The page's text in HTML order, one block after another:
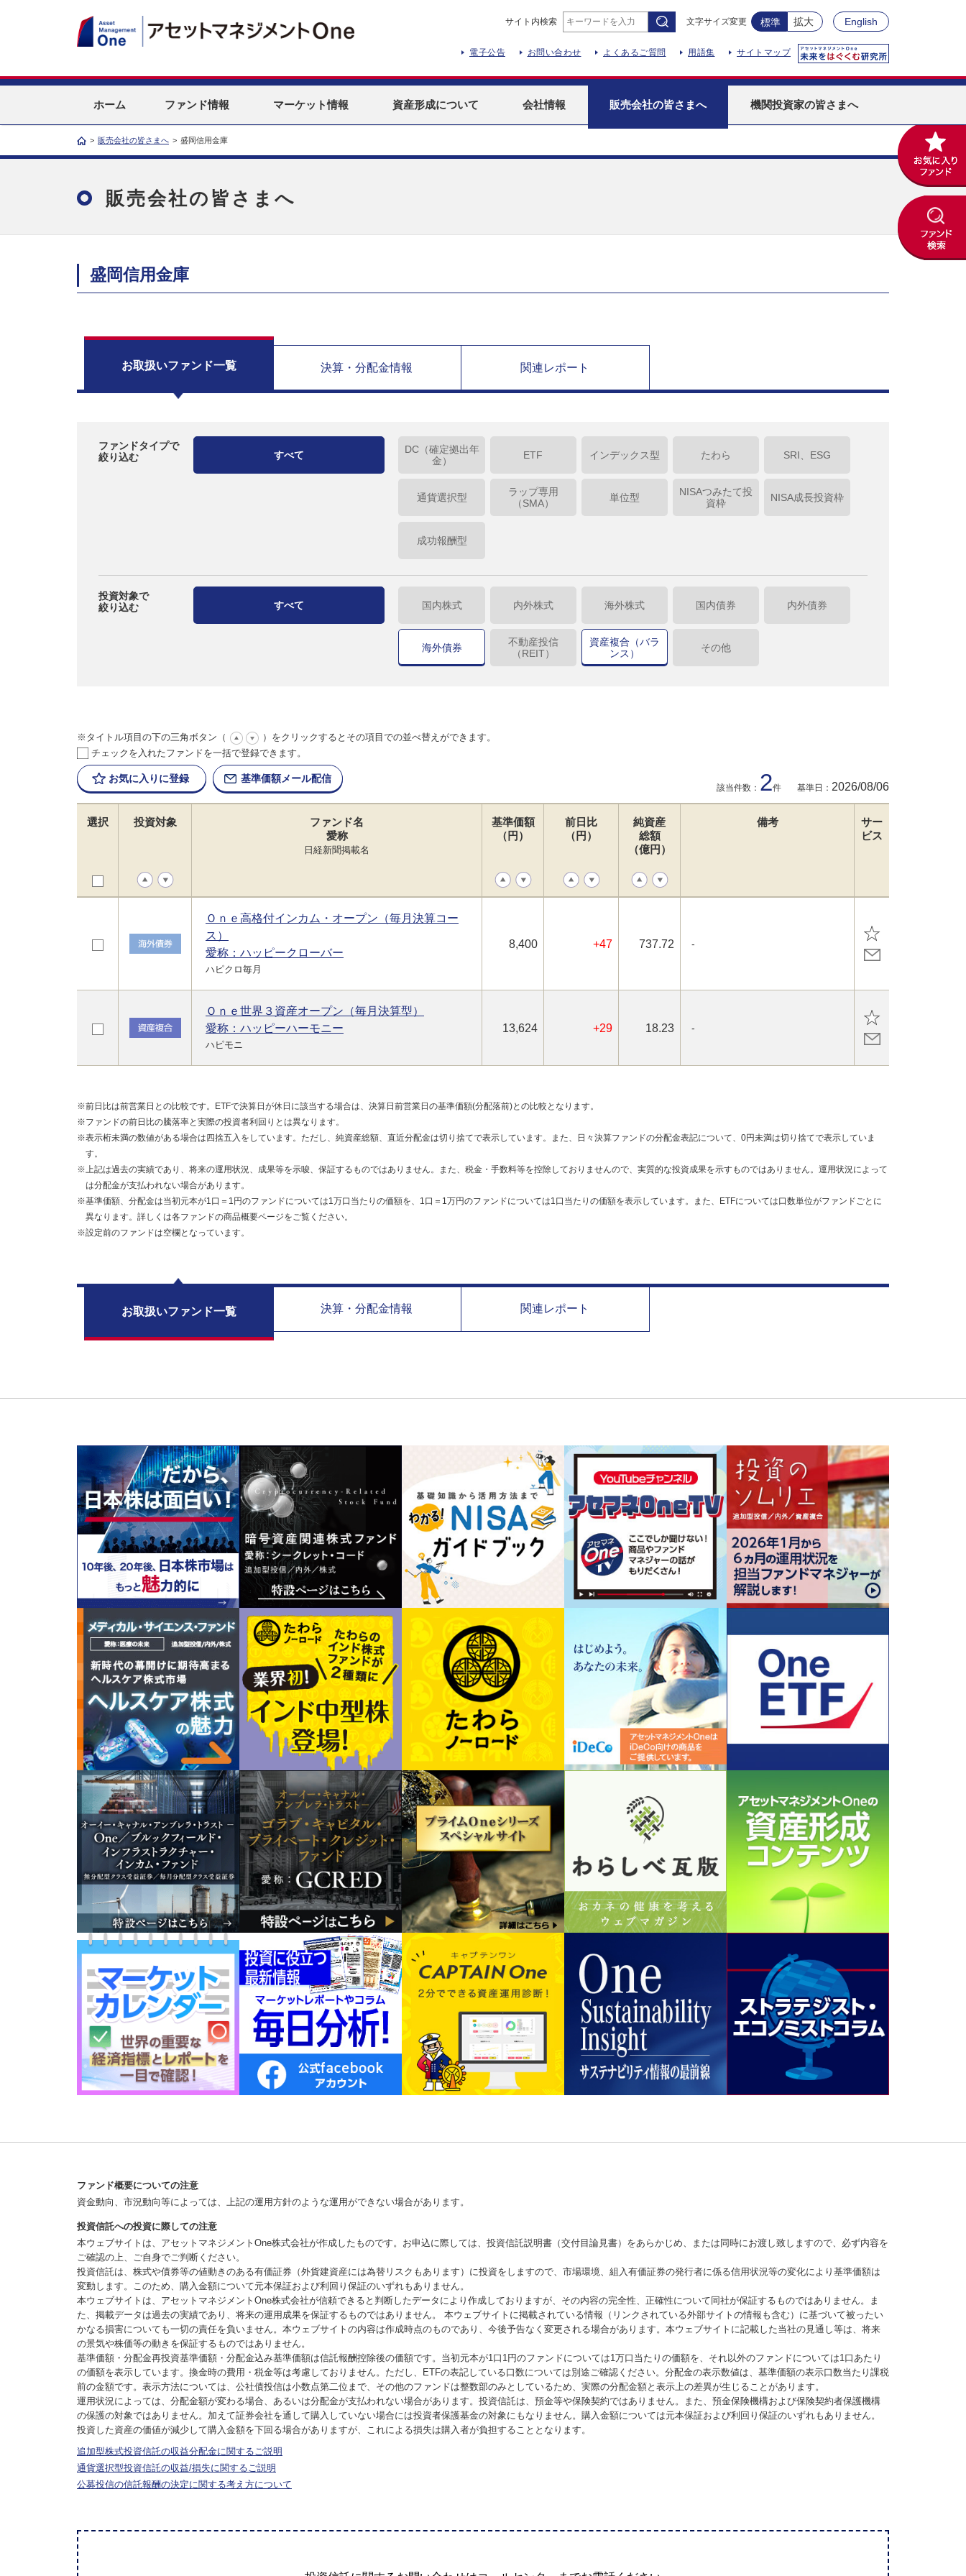
サイト内検索 文字サイズ変更 標準 拡大 English
電子公告 お問い合わせ よくあるご質問 用語集 サイトマップ
ホーム ファンド情報 マーケット情報 資産形成について 会社情報 販売会社の皆さまへ 機関投資家の皆さまへ
> 販売会社の皆さまへ > 盛岡信用金庫
販売会社の皆さまへ
盛岡信用金庫
お取扱いファンド一覧 決算・分配金情報 関連レポート
ファンドタイプで
絞り込む
すべて
DC（確定拠出年
金）
ETF インデックス型 たわら SRI、ESG
通貨選択型
ラップ専用
（SMA）
単位型
NISAつみたて投
資枠
NISA成長投資枠
成功報酬型
投資対象で
絞り込む
すべて 国内株式 内外株式 海外株式 国内債券 内外債券
海外債券
不動産投信
（REIT）
資産複合（バラ
ンス）
その他
※タイトル項目の下の三角ボタン（
）をクリックするとその項目での並べ替えができます。
チェックを入れたファンドを一括で登録できます。
お気に入りに登録 基準価額メール配信
該当件数： 2件 基準日： 2026/08/06
選択 投資対象
ファンド名
愛称
日経新聞掲載名
基準価額
（円）
前日比
（円）
純資産
総額
（億円）
備考
サー
ビス
Ｏｎｅ高格付インカム・オープン（毎月決算コー
ス）
愛称：ハッピークローバー
ハピクロ毎月
8,400 +47 737.72 -
Ｏｎｅ世界３資産オープン（毎月決算型）
愛称：ハッピーハーモニー
ハピモニ
13,624 +29 18.23 -
※前日比は前営業日との比較です。ETFで決算日が休日に該当する場合は、決算日前営業日の基準価額(分配落前)との比較となります。
※ファンドの前日比の騰落率と実際の投資者利回りとは異なります。
※表示桁未満の数値がある場合は四捨五入をしています。ただし、純資産総額、直近分配金は切り捨てで表示しています。また、日々決算ファンドの分配金表記について、0円未満は切り捨てで表示していま
す。
※上記は過去の実績であり、将来の運用状況、成果等を示唆、保証するものではありません。また、税金・手数料等を控除しておりませんので、実質的な投資成果を示すものではありません。運用状況によって
は分配金が支払われない場合があります。
※基準価額、分配金は当初元本が1口＝1円のファンドについては1万口当たりの価額を、1口＝1万円のファンドについては1口当たりの価額を表示しています。また、ETFについては口数単位がファンドごとに
異なります。詳しくは各ファンドの商品概要ページをご覧ください。
※設定前のファンドは空欄となっています。
お取扱いファンド一覧 決算・分配金情報 関連レポート
ファンド概要についての注意
資金動向、市況動向等によっては、上記の運用方針のような運用ができない場合があります。
投資信託への投資に際しての注意
本ウェブサイトは、アセットマネジメントOne株式会社が作成したものです。お申込に際しては、投資信託説明書（交付目論見書）をあらかじめ、または同時にお渡し致しますので、必ず内容を
ご確認の上、ご自身でご判断ください。
投資信託は、株式や債券等の値動きのある有価証券（外貨建資産には為替リスクもあります）に投資をしますので、市場環境、組入有価証券の発行者に係る信用状況等の変化により基準価額は
変動します。このため、購入金額について元本保証および利回り保証のいずれもありません。
本ウェブサイトは、アセットマネジメントOne株式会社が信頼できると判断したデータにより作成しておりますが、その内容の完全性、正確性について同社が保証するものではありません。ま
た、掲載データは過去の実績であり、将来の運用成果を保証するものではありません。 本ウェブサイトに掲載されている情報（リンクされている外部サイトの情報も含む）に基づいて被ったい
かなる損害についても一切の責任を負いません。本ウェブサイトの内容は作成時点のものであり、今後予告なく変更される場合があります。本ウェブサイトに記載した当社の見通し等は、将来
の景気や株価等の動きを保証するものではありません。
基準価額・分配金再投資基準価額・分配金込み基準価額は信託報酬控除後の価額です。当初元本が1口1円のファンドについては1万口当たりの価額を、それ以外のファンドについては1口あたり
の価額を表示しています。換金時の費用・税金等は考慮しておりません。ただし、ETFの表記している口数については別途ご確認ください。分配金の表示数値は、基準価額の表示口数当たり課税
前の金額です。表示方法については、公社債投信は小数点第二位まで、その他のファンドは整数部のみとしているため、実際の分配金額と表示上の差異が生じることがあります。
運用状況によっては、分配金額が変わる場合、あるいは分配金が支払われない場合があります。投資信託は、預金等や保険契約ではありません。また、預金保険機構および保険契約者保護機構
の保護の対象ではありません。加えて証券会社を通して購入していない場合には投資者保護基金の対象にもなりません。購入金額については元本保証および利回り保証のいずれもありません。
投資した資産の価値が減少して購入金額を下回る場合がありますが、これによる損失は購入者が負担することとなります。
追加型株式投資信託の収益分配金に関するご説明
通貨選択型投資信託の収益/損失に関するご説明
公募投信の信託報酬の決定に関する考え方について